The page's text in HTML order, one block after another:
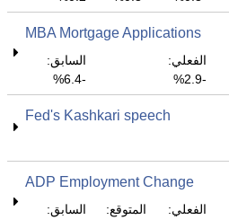
MBA Mortgage Applications
الفعلي:
-2.9%
السابق:
-6.4%
Fed's Kashkari speech
ADP Employment Change
الفعلي:
المتوقع:
السابق: